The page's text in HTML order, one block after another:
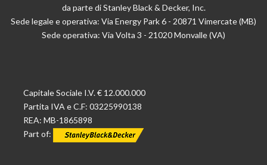
da parte di Stanley Black & Decker, Inc.
Sede legale e operativa: Via Energy Park 6 - 20871 Vimercate (MB)
Sede operativa: Via Volta 3 - 21020 Monvalle (VA)
Capitale Sociale I.V. € 12.000.000
Partita IVA e C.F: 03225990138
REA: MB-1865898
Part of: